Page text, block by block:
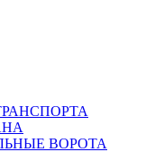
ВОРОТА